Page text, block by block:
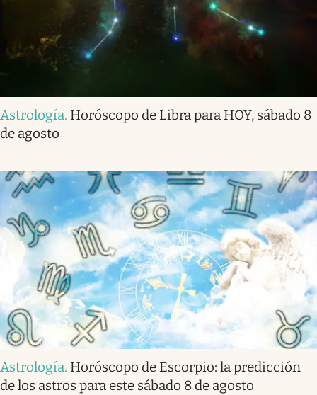
Astrología. Horóscopo de Libra para HOY, sábado 8
de agosto
Astrología. Horóscopo de Escorpio: la predicción
de los astros para este sábado 8 de agosto